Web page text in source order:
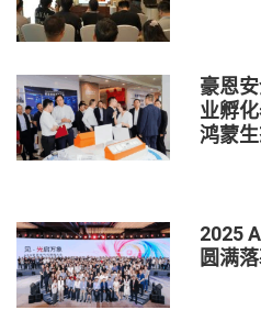
豪恩
业孵
鸿蒙
2025
圆满